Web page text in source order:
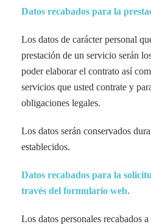
Datos recabados para la
Los datos de carácter personal
prestación de un servicio serán
poder elaborar el contrato así
servicios que usted contrate y
obligaciones legales.
Los datos serán conservados
establecidos.
Datos recabados para la
través del formulario web.
Los datos personales recabados